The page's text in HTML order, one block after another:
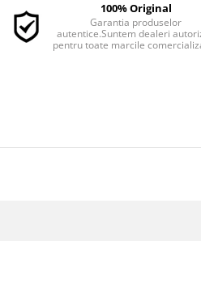
100% Original
Garantia produselor
autentice.Suntem dealeri
pentru toate marcile